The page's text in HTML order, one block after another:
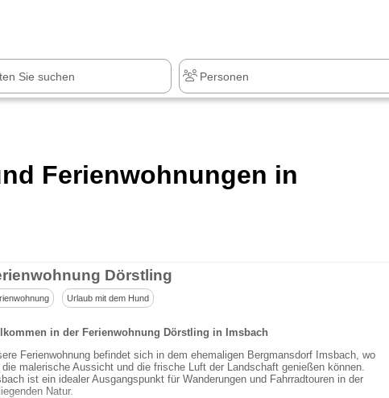
Ferienwohnungen in
Dörstling
Urlaub mit dem Hund
in der Ferienwohnung Dörstling in Imsbach
Ferienwohnung befindet sich in dem ehemaligen Bergmansdorf Imsbach, wo
malerische Aussicht und die frische Luft der Landschaft genießen können.
ist ein idealer Ausgangspunkt für Wanderungen und Fahrradtouren in der
Natur.